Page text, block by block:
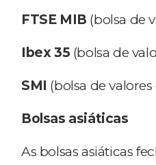
FTSE MIB (bolsa de
Ibex 35 (bolsa de
SMI (bolsa de
Bolsas asiáticas
As bolsas asiáticas